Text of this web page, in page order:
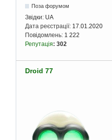
Поза форумом
Звідки: UA
Дата реєстрації: 17.01.2020
Повідомлень: 1 222
Репутація: 302
Droid 77